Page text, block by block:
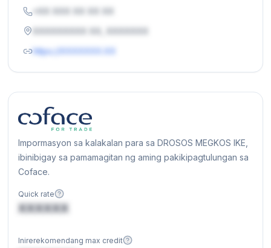
https://XXXXXXX.XX
Impormasyon sa kalakalan para sa DROSOS MEGKOS IKE,
ibinibigay sa pamamagitan ng aming pakikipagtulungan sa
Coface.
Quick rate
XXXXXX
Inirerekomendang max credit